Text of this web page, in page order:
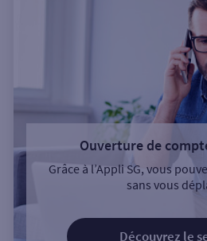
Ouverture de
Grâce à l’Appli SG, vous
sans vous
Découvrez le